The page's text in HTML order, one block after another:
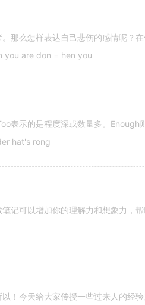
那么怎样表达自己悲伤的感情呢？
you are don = hen you
表示的是程度深或数量多。Enough
hat's rong
记可以增加你的理解力和想象力，
！今天给大家传授一些过来人的经